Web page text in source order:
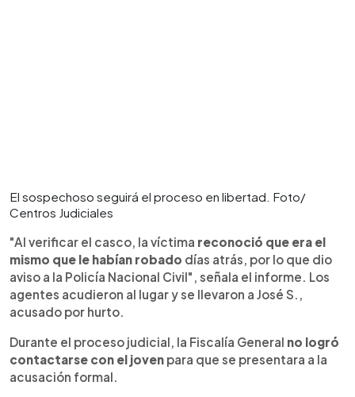
El sospechoso seguirá el proceso en libertad. Foto/
Centros Judiciales
"Al verificar el casco, la víctima reconoció que era el
mismo que le habían robado días atrás, por lo que dio
aviso a la Policía Nacional Civil", señala el informe. Los
agentes acudieron al lugar y se llevaron a José S.,
acusado por hurto.
Durante el proceso judicial, la Fiscalía General no logró
contactarse con el joven para que se presentara a la
acusación formal.